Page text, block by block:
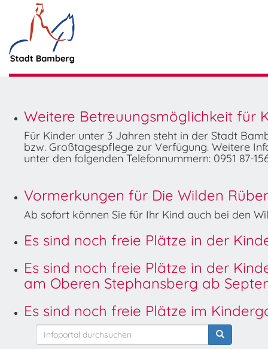
Weitere Betreuungsmöglichkeit für
Für Kinder unter 3 Jahren steht in der Stadt
bzw. Großtagespflege zur Verfügung. Weitere
unter den folgenden Telefonnummern: 0951 87-
Vormerkungen für Die Wilden
Ab sofort können Sie für Ihr Kind auch bei den
Es sind noch freie Plätze in der
Es sind noch freie Plätze in der
am Oberen Stephansberg ab
Es sind noch freie Plätze im